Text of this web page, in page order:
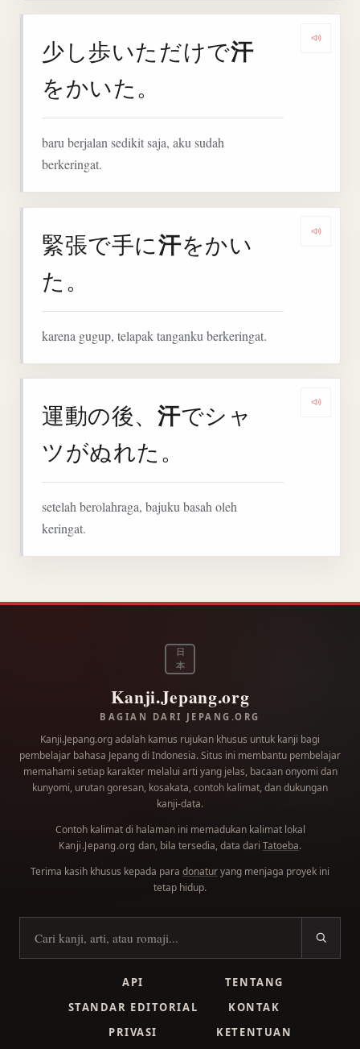
少し歩いただけで汗
をかいた。
baru berjalan sedikit saja, aku sudah
berkeringat.
緊張で手に汗をかい
た。
karena gugup, telapak tanganku berkeringat.
運動の後、 汗でシャ
ツがぬれた。
setelah berolahraga, bajuku basah oleh
keringat.
日
本
Kanji.Jepang.org
BAGIAN DARI JEPANG.ORG
Kanji.Jepang.org adalah kamus rujukan khusus untuk kanji bagi
pembelajar bahasa Jepang di Indonesia. Situs ini membantu pembelajar
memahami setiap karakter melalui arti yang jelas, bacaan onyomi dan
kunyomi, urutan goresan, kosakata, contoh kalimat, dan dukungan
kanji-data.
Contoh kalimat di halaman ini memadukan kalimat lokal
Kanji.Jepang.org dan, bila tersedia, data dari Tatoeba.
Terima kasih khusus kepada para donaturyang menjaga proyek ini
tetap hidup.
Cari kanji
API
TENTANG
STANDAR EDITORIAL
KONTAK
PRIVASI
KETENTUAN